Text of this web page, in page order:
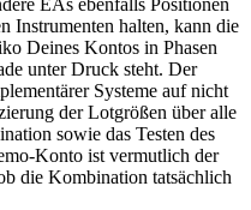
Instrumenten halten, kann die
Deines Kontos in Phasen
unter Druck steht. Der
Systeme auf nicht
der Lotgrößen über alle
sowie das Testen des
Konto ist vermutlich der
die Kombination tatsächlich